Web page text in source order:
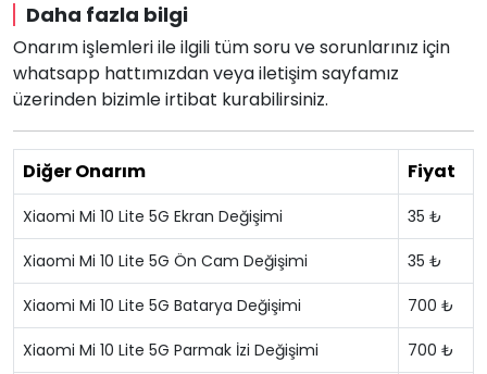
Daha fazla bilgi
Onarım işlemleri ile ilgili tüm soru ve sorunlarınız için
whatsapp hattımızdan veya iletişim sayfamız
üzerinden bizimle irtibat kurabilirsiniz.
Diğer Onarım Fiyat
Xiaomi Mi 10 Lite 5G Ekran Değişimi 35 ₺
Xiaomi Mi 10 Lite 5G Ön Cam Değişimi 35 ₺
Xiaomi Mi 10 Lite 5G Batarya Değişimi 700 ₺
Xiaomi Mi 10 Lite 5G Parmak İzi Değişimi 700 ₺